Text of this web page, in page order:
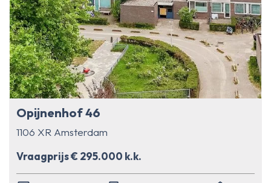
Opijnenhof 46
1106 XR Amsterdam
Vraagprijs € 295.000 k.k.